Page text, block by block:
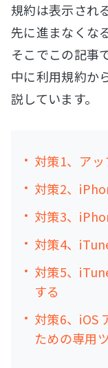
規約は表示され
先に進まなくな
そこでこの記事
中に利用規約か
説しています。
対策1、ア
対策2、
対策3、
対策4、
対策5、
する
対策6、iOS
ための専用